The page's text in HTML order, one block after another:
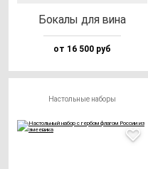
Бока­лы для ви­на
от 16 500 руб
Настольные наборы